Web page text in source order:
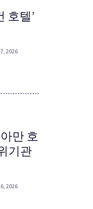
호텔’
2026
만 호
기관
2026